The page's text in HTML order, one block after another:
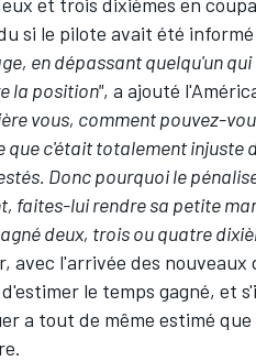
si le pilote avait été
en dépassant quelqu'un
la position", a ajouté
vous, comment pouvez-
c'était totalement injuste
Donc pourquoi le
faites-lui rendre sa petite
deux, trois ou quatre
avec l'arrivée des
le temps gagné, et
a tout de même estimé